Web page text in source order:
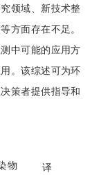
领域、新技术整
方面存在不足。
中可能的应用方
。该综述可为环
策者提供指导和
物
译